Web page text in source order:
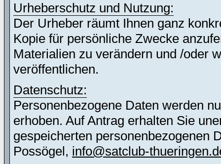
Urheberschutz und Nutzung:
Der Urheber räumt Ihnen ganz
Kopie für persönliche Zwecke
Materialien zu verändern und /oder
veröffentlichen.
Datenschutz:
Personenbezogene Daten werden
erhoben. Auf Antrag erhalten Sie
gespeicherten personenbezogenen
Possögel, info@satclub-